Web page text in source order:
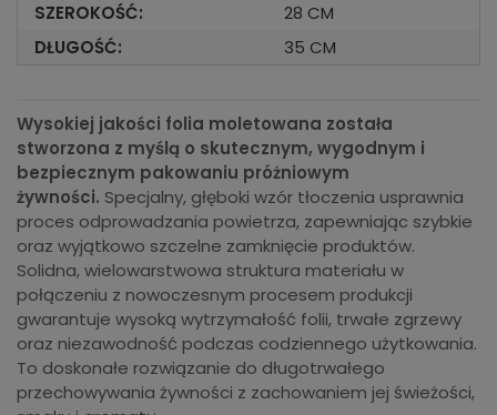
SZEROKOŚĆ:
28 CM
DŁUGOŚĆ:
35 CM
Wysokiej jakości folia moletowana została
stworzona z myślą o skutecznym, wygodnym i
bezpiecznym pakowaniu próżniowym
żywności. Specjalny, głęboki wzór tłoczenia usprawnia
proces odprowadzania powietrza, zapewniając szybkie
oraz wyjątkowo szczelne zamknięcie produktów.
Solidna, wielowarstwowa struktura materiału w
połączeniu z nowoczesnym procesem produkcji
gwarantuje wysoką wytrzymałość folii, trwałe zgrzewy
oraz niezawodność podczas codziennego użytkowania.
To doskonałe rozwiązanie do długotrwałego
przechowywania żywności z zachowaniem jej świeżości,